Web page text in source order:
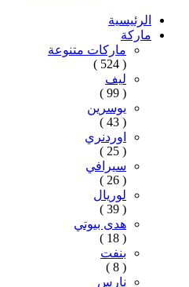
الرئيسية
ماركة
ماركات متنوعة
( 524 )
ليف
( 99 )
يوسرين
( 43 )
اوردنري
( 25 )
سيرافي
( 26 )
لوريال
( 39 )
هدى بيوتي
( 18 )
بنفت
( 8 )
نارس